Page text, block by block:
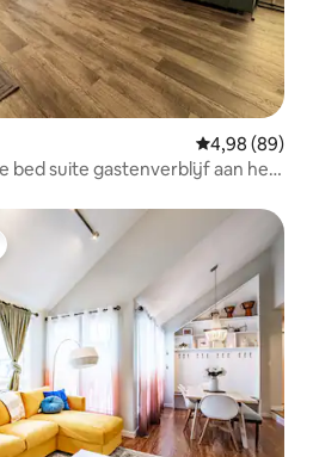
Gemiddelde
4,98 (89)
bed suite gastenverblijf aan het